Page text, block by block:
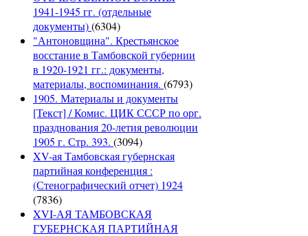
1941-1945 гг. (отдельные
документы)(6304)
"Антоновщина". Крестьянское
восстание в Тамбовской губернии
в 1920-1921 гг.: документы,
материалы, воспоминания. (6793)
1905. Материалы и документы
[Текст] / Комис. ЦИК СССР по орг.
празднования 20-летия революции
1905 г. Стр. 393. (3094)
XV-ая Тамбовская губернская
партийная конференция :
(Стенографический отчет) 1924
(7836)
XVI-АЯ ТАМБОВСКАЯ
ГУБЕРНСКАЯ ПАРТИЙНАЯ